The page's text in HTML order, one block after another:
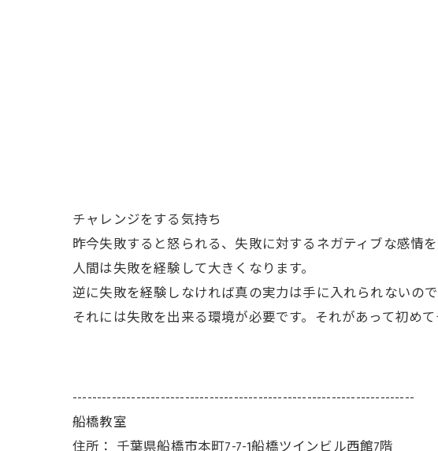
チャレンジをする気持ち
昨今失敗すると怒られる、失敗に対するネガティブな感情
人間は失敗を経験して大きくなります。
逆に失敗を経験しなければ真の実力は手に入れられないので
それには失敗を出来る環境が必要です。それがあって初め
----------------------------------------------------------------------
船橋教室